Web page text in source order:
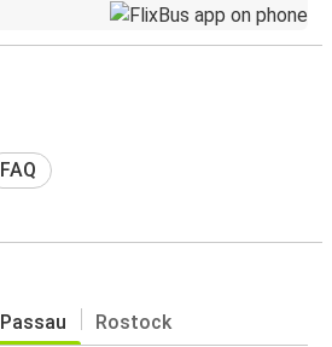
FAQ
Passau Rostock